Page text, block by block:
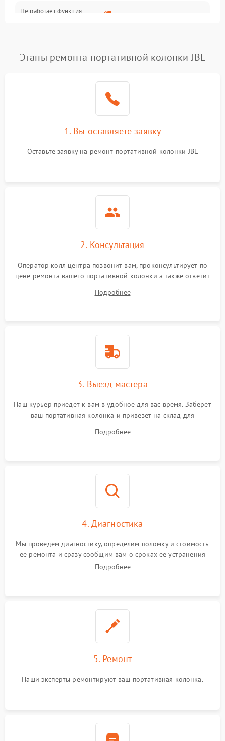
Не работает функция
1800 ₽ Подробнее →
Этапы ремонта портативной колонки JBL
1. Вы оставляете заявку
Оставьте заявку на ремонт портативной колонки JBL
2. Консультация
Оператор колл центра позвонит вам, проконсультирует по
цене ремонта вашего портативной колонки а также ответит
Подробнее
3. Выезд мастера
Наш курьер приедет к вам в удобное для вас время. Заберет
ваш портативная колонка и привезет на склад для
Подробнее
4. Диагностика
Мы проведем диагностику, определим поломку и стоимость
ее ремонта и сразу сообщим вам о сроках ее устранения
Подробнее
5. Ремонт
Наши эксперты ремонтируют ваш портативная колонка.